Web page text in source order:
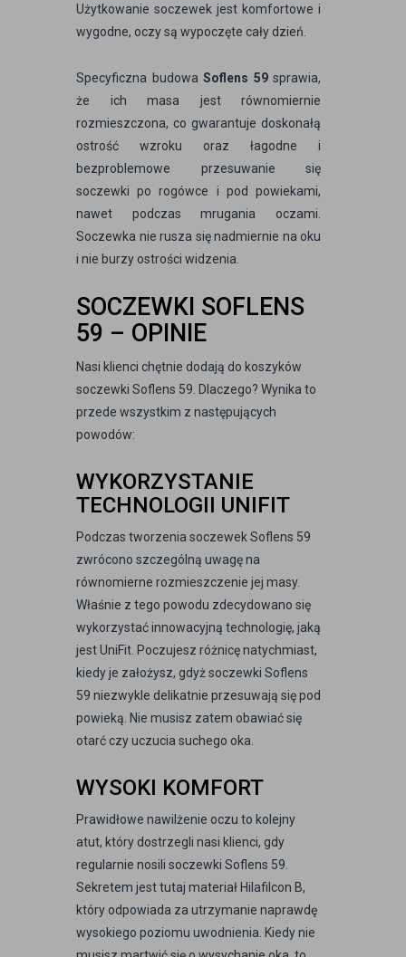
Użytkowanie soczewek jest komfortowe i
wygodne, oczy są wypoczęte cały dzień.
Specyficzna budowa Soflens 59 sprawia,
że ich masa jest równomiernie
rozmieszczona, co gwarantuje doskonałą
ostrość wzroku oraz łagodne i
bezproblemowe przesuwanie się
soczewki po rogówce i pod powiekami,
nawet podczas mrugania oczami.
Soczewka nie rusza się nadmiernie na oku
i nie burzy ostrości widzenia.
SOCZEWKI SOFLENS
59 – OPINIE
Nasi klienci chętnie dodają do koszyków
soczewki Soflens 59. Dlaczego? Wynika to
przede wszystkim z następujących
powodów:
WYKORZYSTANIE
TECHNOLOGII UNIFIT
Podczas tworzenia soczewek Soflens 59
zwrócono szczególną uwagę na
równomierne rozmieszczenie jej masy.
Właśnie z tego powodu zdecydowano się
wykorzystać innowacyjną technologię, jaką
jest UniFit. Poczujesz różnicę natychmiast,
kiedy je założysz, gdyż soczewki Soflens
59 niezwykle delikatnie przesuwają się pod
powieką. Nie musisz zatem obawiać się
otarć czy uczucia suchego oka.
WYSOKI KOMFORT
Prawidłowe nawilżenie oczu to kolejny
atut, który dostrzegli nasi klienci, gdy
regularnie nosili soczewki Soflens 59.
Sekretem jest tutaj materiał Hilafilcon B,
który odpowiada za utrzymanie naprawdę
wysokiego poziomu uwodnienia. Kiedy nie